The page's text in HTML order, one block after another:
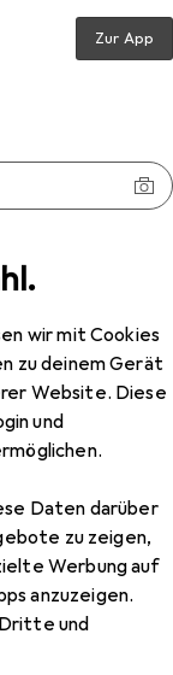
wir mit Cookies
zu deinem Gerät
Website. Diese
und
Daten darüber
zu zeigen,
Werbung auf
anzuzeigen.
und
Zur App